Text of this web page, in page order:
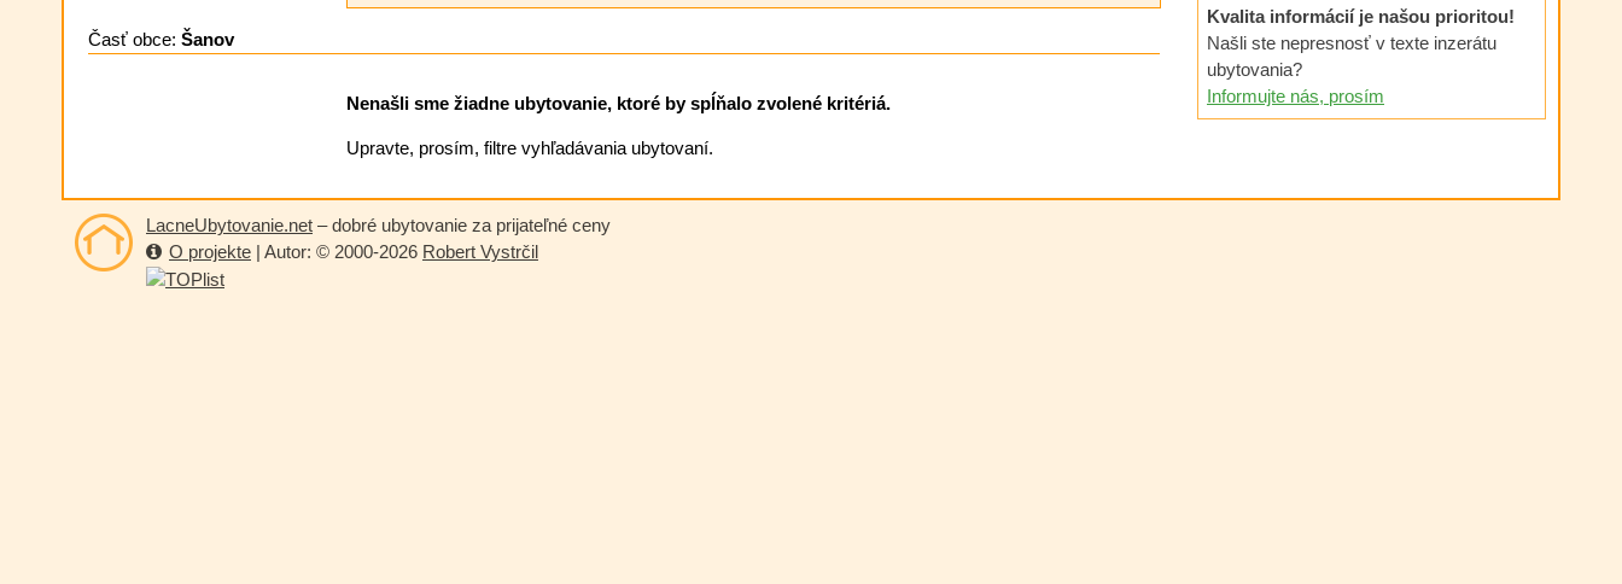
Časť obce: Šanov
Nenašli sme žiadne ubytovanie, ktoré by spĺňalo zvolené kritériá.
Upravte, prosím, filtre vyhľadávania ubytovaní.
Kvalita informácií je našou prioritou!
Našli ste nepresnosť v texte inzerátu
ubytovania?
Informujte nás, prosím
LacneUbytovanie.net – dobré ubytovanie za prijateľné ceny
O projekte | Autor: © 2000-2026 Robert Vystrčil